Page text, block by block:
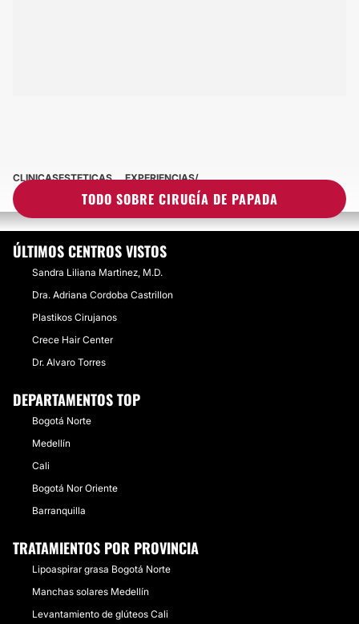
TODO SOBRE CIRUGÍA DE PAPADA
CLINICASESTETICAS
EXPERIENCIAS
EXPERIENCIAS SOBRE CIRUGÍA DE PAPADA
ÚLTIMOS CENTROS VISTOS
Sandra Liliana Martinez, M.D.
Dra. Adriana Cordoba Castrillon
Plastikos Cirujanos
Crece Hair Center
Dr. Alvaro Torres
DEPARTAMENTOS TOP
Bogotá Norte
Medellín
Cali
Bogotá Nor Oriente
Barranquilla
TRATAMIENTOS POR PROVINCIA
Lipoaspirar grasa Bogotá Norte
Manchas solares Medellín
Levantamiento de glúteos Cali